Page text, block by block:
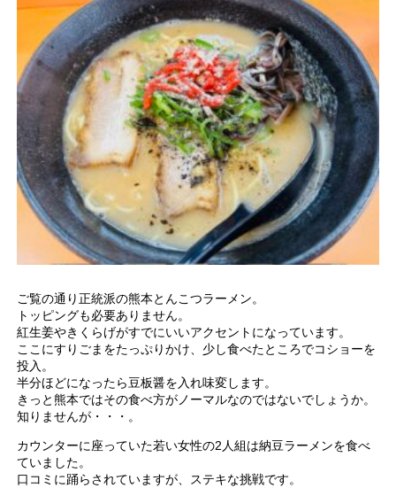
ご覧の通り正統派の熊本とんこつラーメン。
トッピングも必要ありません。
紅生姜やきくらげがすでにいいアクセントになっています。
ここにすりごまをたっぷりかけ、少し食べたところでコショーを
投入。
半分ほどになったら豆板醤を入れ味変します。
きっと熊本ではその食べ方がノーマルなのではないでしょうか。
知りませんが・・・。
カウンターに座っていた若い女性の2人組は納豆ラーメンを食べ
ていました。
口コミに踊らされていますが、ステキな挑戦です。